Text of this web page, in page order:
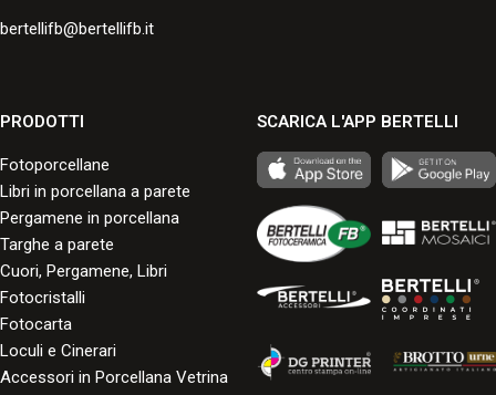
bertellifb@bertellifb.it
PRODOTTI
Fotoporcellane
Libri in porcellana a parete
Pergamene in porcellana
Targhe a parete
Cuori, Pergamene, Libri
Fotocristalli
Fotocarta
Loculi e Cinerari
Accessori in Porcellana Vetrina
SCARICA L'APP BERTELLI